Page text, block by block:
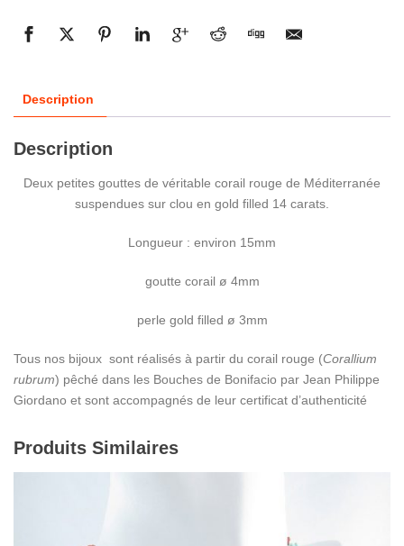
Description
Description
Deux petites gouttes de véritable corail rouge de Méditerranée
suspendues sur clou en gold filled 14 carats.
Longueur : environ 15mm
goutte corail ø 4mm
perle gold filled ø 3mm
Tous nos bijoux sont réalisés à partir du corail rouge (Corallium
rubrum) pêché dans les Bouches de Bonifacio par Jean Philippe
Giordano et sont accompagnés de leur certificat d’authenticité
Produits Similaires